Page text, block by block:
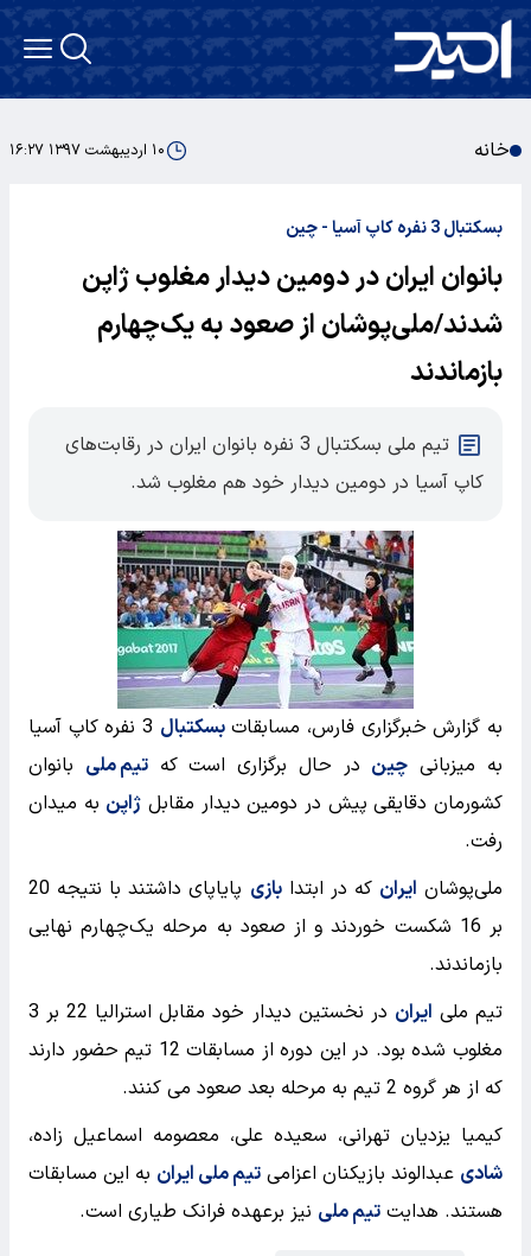
خانه ۱۰ اردیبهشت ۱۳۹۷ ۱۶:۲۷
بسکتبال 3 نفره کاپ آسیا - چین
بانوان ایران در دومین دیدار مغلوب ژاپن
شدند/ملی‌پوشان از صعود به یک‌چهارم
بازماندند
تیم ملی بسکتبال 3 نفره بانوان ایران در رقابت‌های
کاپ آسیا در دومین دیدار خود هم مغلوب شد.
به گزارش خبرگزاری فارس، مسابقاتبسکتبال
3 نفره کاپ آسیا
به میزبانی چین در حال برگزاری است کهتیم ملی بانوان
کشورمان دقایقی پیش در دومین دیدار مقابل ژاپن به میدان
رفت.
ملی‌پوشان ایران که در ابتدابازی
پایاپای داشتند با نتیجه 20
بر 16 شکست خوردند و از صعود به مرحله یک‌چهارم نهایی
بازماندند.
تیم ملی ایران
در نخستین دیدار خود مقابل استرالیا 22 بر 3
مغلوب شده بود. در این دوره از مسابقات 12 تیم حضور دارند
که از هر گروه 2 تیم به مرحله بعد صعود می کنند.
کیمیا یزدیان تهرانی، سعیده علی، معصومه اسماعیل زاده،
شادی عبدالوند بازیکنان اعزامی تیم ملی ایران به این مسابقات
هستند. هدایت تیم ملی نیز برعهده فرانک طیاری است.